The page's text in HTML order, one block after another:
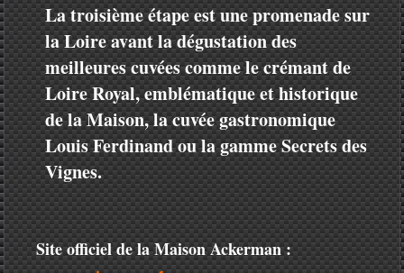
La troisième étape est une promenade sur
la Loire avant la dégustation des
meilleures cuvées comme le crémant de
Loire Royal, emblématique et historique
de la Maison, la cuvée gastronomique
Louis Ferdinand ou la gamme Secrets des
Vignes.
Site officiel de la Maison Ackerman :